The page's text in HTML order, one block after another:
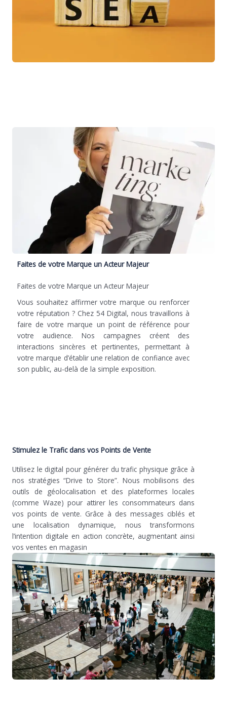
Faites de votre Marque un Acteur Majeur
Faites de votre Marque un Acteur Majeur
Vous souhaitez affirmer votre marque ou renforcer
votre réputation ? Chez 54 Digital, nous travaillons à
faire de votre marque un point de référence pour
votre audience. Nos campagnes créent des
interactions sincères et pertinentes, permettant à
votre marque d’établir une relation de confiance avec
son public, au-delà de la simple exposition.
Stimulez le Trafic dans vos Points de Vente
Utilisez le digital pour générer du trafic physique grâce à
nos stratégies “Drive to Store”. Nous mobilisons des
outils de géolocalisation et des plateformes locales
(comme Waze) pour attirer les consommateurs dans
vos points de vente. Grâce à des messages ciblés et
une localisation dynamique, nous transformons
l’intention digitale en action concrète, augmentant ainsi
vos ventes en magasin